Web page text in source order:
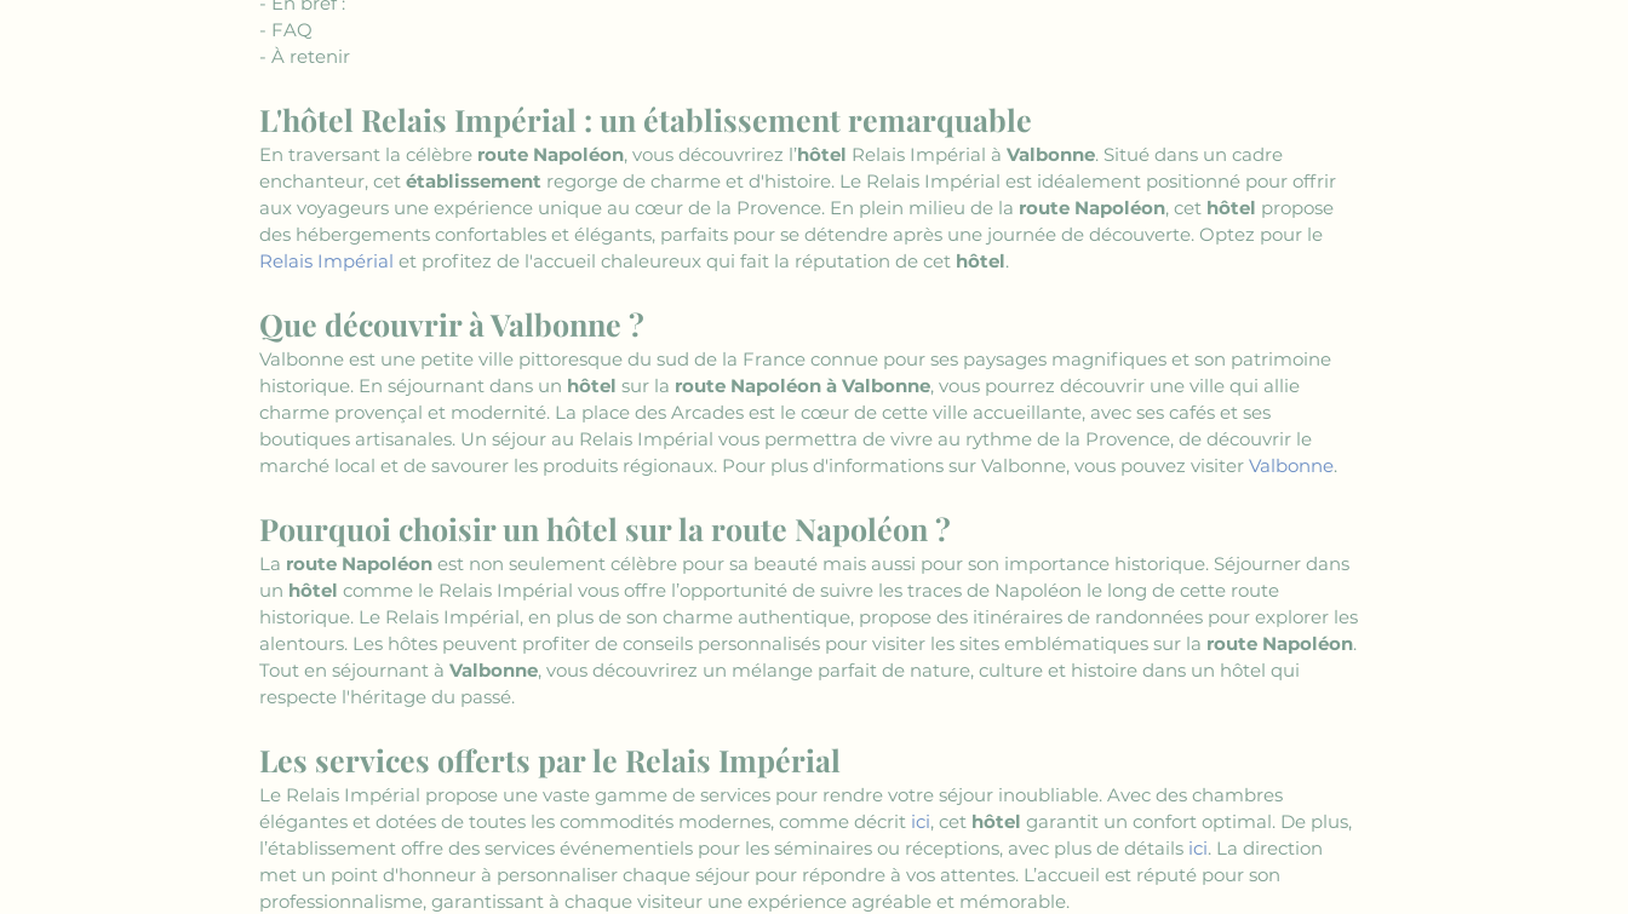
- FAQ
- À retenir
L'hôtel Relais Impérial : un établissement remarquable
En traversant la célèbre route Napoléon, vous découvrirez l’hôtel Relais Impérial à Valbonne. Situé dans un cadre
enchanteur, cet établissement regorge de charme et d'histoire. Le Relais Impérial est idéalement positionné pour offrir
aux voyageurs une expérience unique au cœur de la Provence. En plein milieu de la route Napoléon, cet hôtel propose
des hébergements confortables et élégants, parfaits pour se détendre après une journée de découverte. Optez pour le
Relais Impérial et profitez de l'accueil chaleureux qui fait la réputation de cet hôtel.
Que découvrir à Valbonne ?
Valbonne est une petite ville pittoresque du sud de la France connue pour ses paysages magnifiques et son patrimoine
historique. En séjournant dans un hôtel sur la route Napoléon à Valbonne, vous pourrez découvrir une ville qui allie
charme provençal et modernité. La place des Arcades est le cœur de cette ville accueillante, avec ses cafés et ses
boutiques artisanales. Un séjour au Relais Impérial vous permettra de vivre au rythme de la Provence, de découvrir le
marché local et de savourer les produits régionaux. Pour plus d'informations sur Valbonne, vous pouvez visiter Valbonne.
Pourquoi choisir un hôtel sur la route Napoléon ?
La route Napoléon est non seulement célèbre pour sa beauté mais aussi pour son importance historique. Séjourner dans
un hôtel comme le Relais Impérial vous offre l’opportunité de suivre les traces de Napoléon le long de cette route
historique. Le Relais Impérial, en plus de son charme authentique, propose des itinéraires de randonnées pour explorer les
alentours. Les hôtes peuvent profiter de conseils personnalisés pour visiter les sites emblématiques sur la route Napoléon.
Tout en séjournant à Valbonne, vous découvrirez un mélange parfait de nature, culture et histoire dans un hôtel qui
respecte l'héritage du passé.
Les services offerts par le Relais Impérial
Le Relais Impérial propose une vaste gamme de services pour rendre votre séjour inoubliable. Avec des chambres
élégantes et dotées de toutes les commodités modernes, comme décrit ici, cet hôtel garantit un confort optimal. De plus,
l’établissement offre des services événementiels pour les séminaires ou réceptions, avec plus de détails ici. La direction
met un point d'honneur à personnaliser chaque séjour pour répondre à vos attentes. L’accueil est réputé pour son
professionnalisme, garantissant à chaque visiteur une expérience agréable et mémorable.